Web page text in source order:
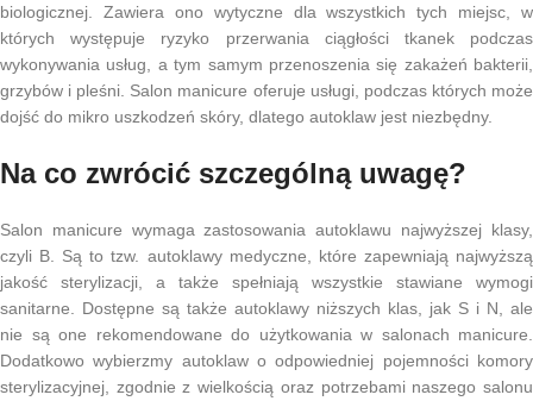
biologicznej. Zawiera ono wytyczne dla wszystkich tych miejsc, w
których występuje ryzyko przerwania ciągłości tkanek podczas
wykonywania usług, a tym samym przenoszenia się zakażeń bakterii,
grzybów i pleśni. Salon manicure oferuje usługi, podczas których może
dojść do mikro uszkodzeń skóry, dlatego autoklaw jest niezbędny.
Na co zwrócić szczególną uwagę?
Salon manicure wymaga zastosowania autoklawu najwyższej klasy,
czyli B. Są to tzw. autoklawy medyczne, które zapewniają najwyższą
jakość sterylizacji, a także spełniają wszystkie stawiane wymogi
sanitarne. Dostępne są także autoklawy niższych klas, jak S i N, ale
nie są one rekomendowane do użytkowania w salonach manicure.
Dodatkowo wybierzmy autoklaw o odpowiedniej pojemności komory
sterylizacyjnej, zgodnie z wielkością oraz potrzebami naszego salonu